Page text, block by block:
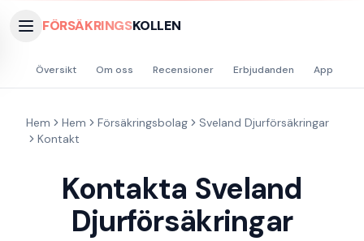
FÖRSÄKRINGSKOLLEN
Översikt Om oss Recensioner Erbjudanden App
Hem Hem Försäkringsbolag
Sveland Djurförsäkringar
Kontakt
Kontakta Sveland
Djurförsäkringar